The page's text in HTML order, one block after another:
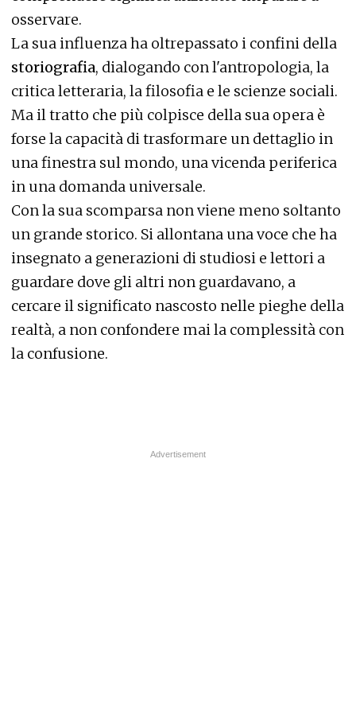
osservare.
La sua influenza ha oltrepassato i confini della
storiografia, dialogando con l'antropologia, la
critica letteraria, la filosofia e le scienze sociali.
Ma il tratto che più colpisce della sua opera è
forse la capacità di trasformare un dettaglio in
una finestra sul mondo, una vicenda periferica
in una domanda universale.
Con la sua scomparsa non viene meno soltanto
un grande storico. Si allontana una voce che ha
insegnato a generazioni di studiosi e lettori a
guardare dove gli altri non guardavano, a
cercare il significato nascosto nelle pieghe della
realtà, a non confondere mai la complessità con
la confusione.